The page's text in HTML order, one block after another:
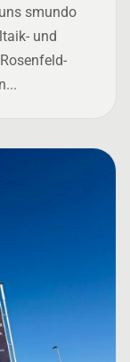
smundo
und